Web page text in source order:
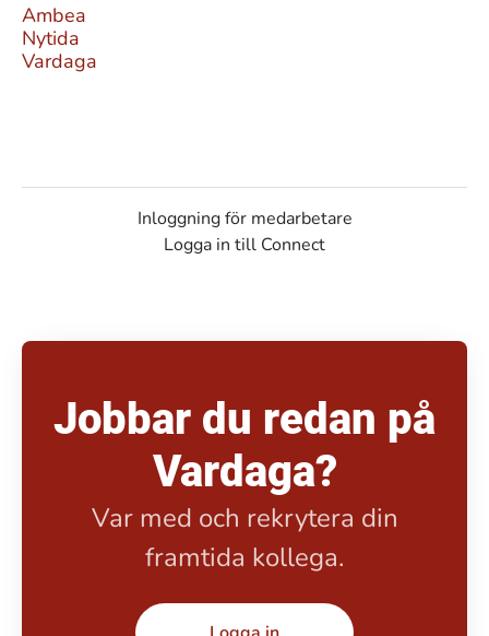
Ambea
Nytida
Vardaga
Inloggning för medarbetare
Logga in till Connect
Jobbar du redan på
Vardaga?
Var med och rekrytera din
framtida kollega.